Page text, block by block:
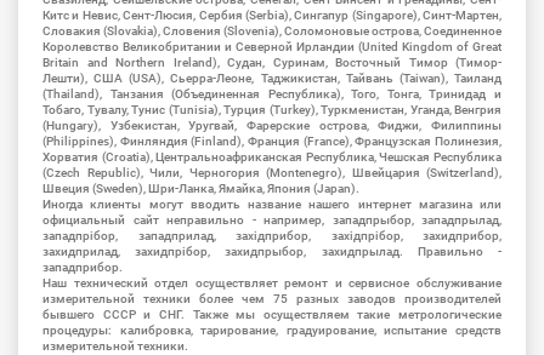
Китс и Невис, Сент-Люсия, Сербия (Serbia), Сингапур (Singapore), Синт-Мартен,
Словакия (Slovakia), Словения (Slovenia), Соломоновые острова, Соединенное
Королевство Великобритании и Северной Ирландии (United Kingdom of Great
Britain and Northern Ireland), Судан, Суринам, Восточный Тимор (Тимор-
Лешти), США (USA), Сьерра-Леоне, Таджикистан, Тайвань (Taiwan), Таиланд
(Thailand), Танзания (Объединенная Республика), Того, Тонга, Тринидад и
Тобаго, Тувалу, Тунис (Tunisia), Турция (Turkey), Туркменистан, Уганда, Венгрия
(Hungary), Узбекистан, Уругвай, Фарерские острова, Фиджи, Филиппины
(Philippines), Финляндия (Finland), Франция (France), Французская Полинезия,
Хорватия (Croatia), Центральноафриканская Республика, Чешская Республика
(Czech Republic), Чили, Черногория (Montenegro), Швейцария (Switzerland),
Швеция (Sweden), Шри-Ланка, Ямайка, Япония (Japan).
Иногда клиенты могут вводить название нашего интернет магазина или
официальный сайт неправильно - например, западпрыбор, западпрылад,
западпрібор, западприлад, західприбор, західпрібор, захидприбор,
захидприлад, захидпрібор, захидпрыбор, захидпрылад. Правильно -
западприбор.
Наш технический отдел осуществляет ремонт и сервисное обслуживание
измерительной техники более чем 75 разных заводов производителей
бывшего СССР и СНГ. Также мы осуществляем такие метрологические
процедуры: калибровка, тарирование, градуирование, испытание средств
измерительной техники.